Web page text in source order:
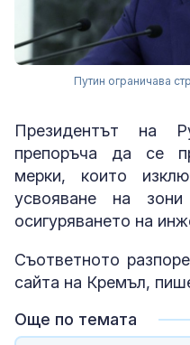
Путин ограничава
Президентът на
препоръча да се
мерки, които
усвояване на
осигуряването на
Съответното
сайта на Кремъл,
Още по темата